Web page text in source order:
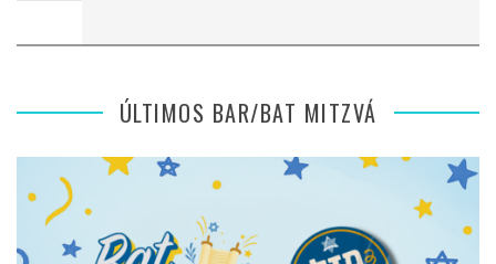
ÚLTIMOS BAR/BAT MITZVÁ